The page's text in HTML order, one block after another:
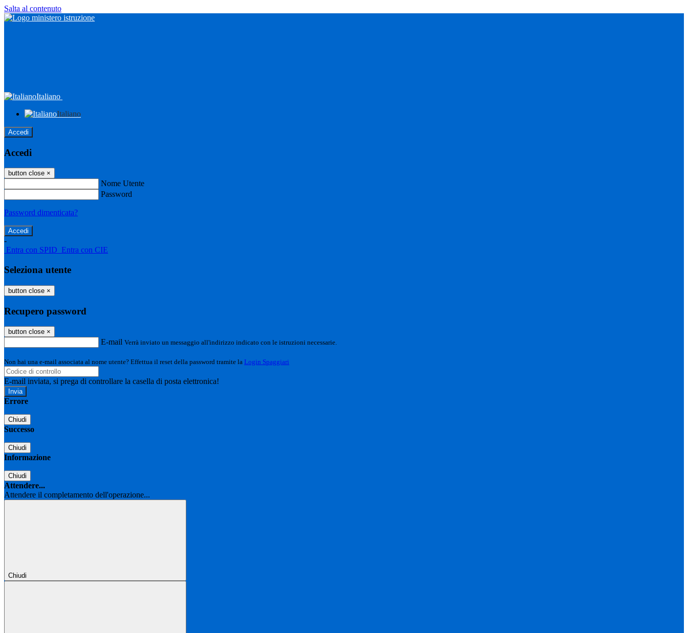
Salta al contenuto
Italiano
Italiano
Accedi
Accedi
button close ×
Nome Utente
Password
Password dimenticata?
-
Entra con SPID Entra con CIE
Seleziona utente
button close ×
Recupero password
button close ×
E-mail Verrà inviato un messaggio all'indirizzo indicato con le istruzioni necessarie.
Non hai una e-mail associata al nome utente? Effettua il reset della password tramite la Login Spaggiari
E-mail inviata, si prega di controllare la casella di posta elettronica!
Errore
Chiudi
Successo
Chiudi
Informazione
Chiudi
Attendere...
Attendere il completamento dell'operazione...
Chiudi